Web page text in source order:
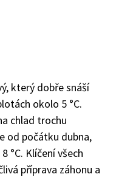
který dobře snáší
okolo 5 °C.
chlad trochu
od počátku dubna,
°C. Klíčení všech
příprava záhonu a